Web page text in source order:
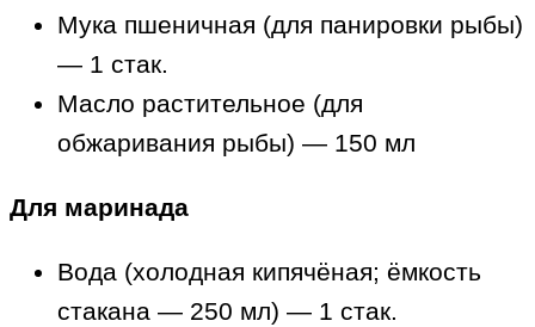
Мука пшеничная (для панировки рыбы)
— 1 стак.
Масло растительное (для
обжаривания рыбы) — 150 мл
Для маринада
Вода (холодная кипячёная; ёмкость
стакана — 250 мл) — 1 стак.